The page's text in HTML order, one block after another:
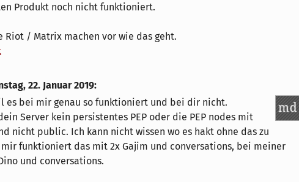
Produkt noch nicht funktioniert.
Riot / Matrix machen vor wie das geht.
22. Januar 2019:
es bei mir genau so funktioniert und bei dir nicht.
Server kein persistentes PEP oder die PEP nodes mit
nicht public. Ich kann nicht wissen wo es hakt ohne das zu
mir funktioniert das mit 2x Gajim und conversations, bei meiner
und conversations.